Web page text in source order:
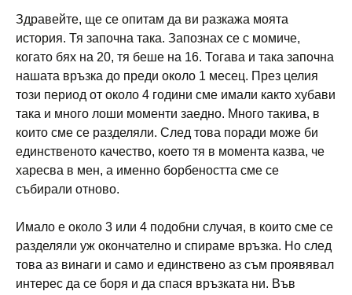
Здравейте, ще се опитам да ви разкажа моята
история. Тя започна така. Запознах се с момиче,
когато бях на 20, тя беше на 16. Тогава и така започна
нашата връзка до преди около 1 месец. През целия
този период от около 4 години сме имали както хубави
така и много лоши моменти заедно. Много такива, в
които сме се разделяли. След това поради може би
единственото качество, което тя в момента казва, че
харесва в мен, а именно борбеността сме се
събирали отново.
Имало е около 3 или 4 подобни случая, в които сме се
разделяли уж окончателно и спираме връзка. Но след
това аз винаги и само и единствено аз съм проявявал
интерес да се боря и да спася връзката ни. Във